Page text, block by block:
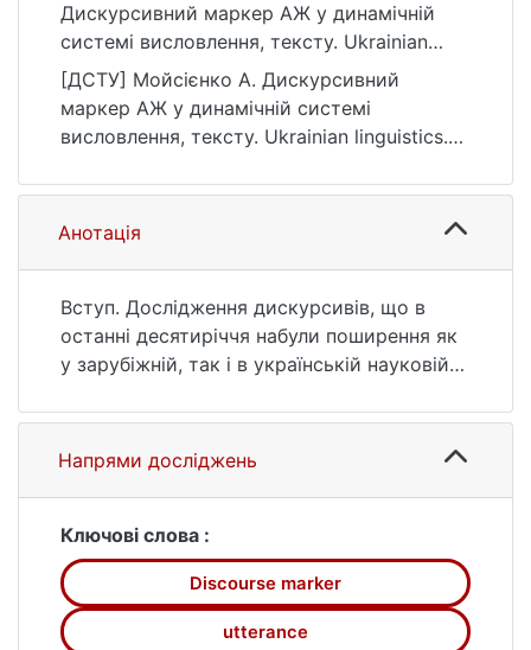
Дискурсивний маркер АЖ у динамічній
системі висловлення, тексту. Ukrainian
linguistics, (55), 178–193.
https://doi.org/10.17721/um/55(2025).178-
193
[ДСТУ] Мойсієнко А. Дискурсивний
маркер АЖ у динамічній системі
висловлення, тексту. Ukrainian linguistics.
10.17721/um/55(2025).178-193 (дата
звернення: 25.07.2026).
Анотація
Вступ. Дослідження дискурсивів, що в
останні десятиріччя набули поширення як
у зарубіжній, так і в українській науковій
семантико-прагматичне осмислення таких
одиниць у текстових структурах, зокрема
художніх, що пов’язано з питаннями
характеристик висловлення, твору. На
окрему увагу заслуговує динамізаційний
аспект аналізу таких дискурсивних слів,
словосполук, що виступають засобом
Напрями досліджень
Ключові слова :
Discourse marker
utterance